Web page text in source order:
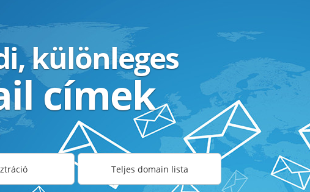
különleges
címek
Teljes domain lista